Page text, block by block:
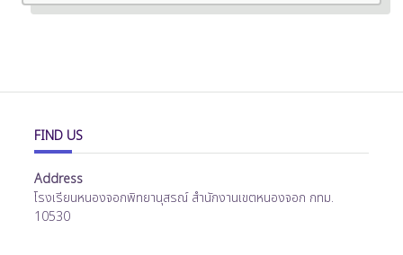
FIND US
Address
โรงเรียนหนองจอกพิทยานุสรณ์ สำนักงานเขตหนองจอก กทม.
10530